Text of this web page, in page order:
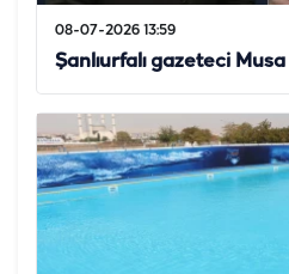
08-07-2026 13:59
Şanlıurfalı gazeteci